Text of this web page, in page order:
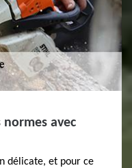
avec
délicate, et pour ce